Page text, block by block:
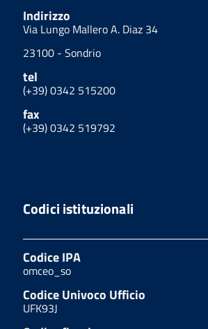
Indirizzo
Via Lungo Mallero A. Diaz 34
23100 - Sondrio
tel
(+39) 0342 515200
fax
(+39) 0342 519792
Codici istituzionali
Codice IPA
omceo_so
Codice Univoco Ufficio
UFK93J